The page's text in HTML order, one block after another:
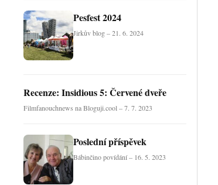
Pesfest 2024
Jirkův blog – 21. 6. 2024
Recenze: Insidious 5: Červené dveře
Filmfanouchnews na Bloguji.cool – 7. 7. 2023
Poslední příspěvek
Bábinčino povídání – 16. 5. 2023